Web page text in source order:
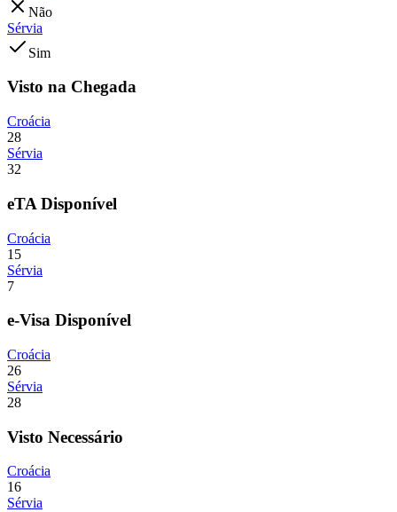
Não
Sérvia
Sim
Visto na Chegada
Croácia
28
Sérvia
32
eTA Disponível
Croácia
15
Sérvia
7
e-Visa Disponível
Croácia
26
Sérvia
28
Visto Necessário
Croácia
16
Sérvia